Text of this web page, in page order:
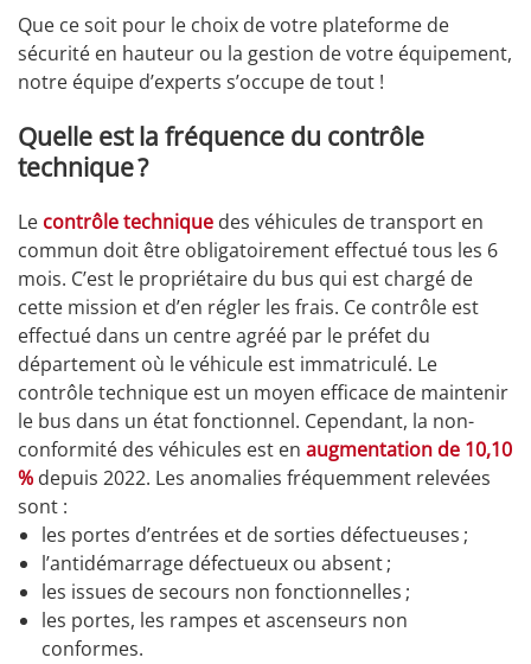
Que ce soit pour le choix de votre plateforme de
sécurité en hauteur ou la gestion de votre équipement,
notre équipe d’experts s’occupe de tout !
Quelle est la fréquence du contrôle
technique ?
Le contrôle technique des véhicules de transport en
commun doit être obligatoirement effectué tous les 6
mois. C’est le propriétaire du bus qui est chargé de
cette mission et d’en régler les frais. Ce contrôle est
effectué dans un centre agréé par le préfet du
département où le véhicule est immatriculé. Le
contrôle technique est un moyen efficace de maintenir
le bus dans un état fonctionnel. Cependant, la non-
conformité des véhicules est en augmentation de 10,10
% depuis 2022. Les anomalies fréquemment relevées
sont :
les portes d’entrées et de sorties défectueuses ;
l’antidémarrage défectueux ou absent ;
les issues de secours non fonctionnelles ;
les portes, les rampes et ascenseurs non
conformes.